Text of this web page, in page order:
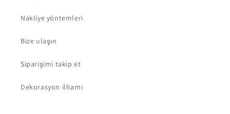
Nakliye yöntemleri
Bize ulaşın
Siparişimi takip et
Dekorasyon ilhamı